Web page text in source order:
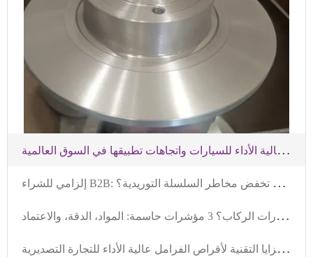
ت
حليل الأداء البيئي لأنظمة الكبح عالية الأداء للسيارات واتجاهات تطبيقها في السوق العالمية
إ
لزامي للشراء B2B: كيف يمكن فترة الضمان والضمان بالكيلومترات للقرصات الفرامل أن تخفض مخاطر السلسلة التوريدية؟
ك
يف تختار قرص الفرامل عالي الجودة بسعر معقول لسيارات الركاب؟ 3 مؤشرات حاسمة: المواد، الدقة، والاعتماد
ت
حليل متعمق للمزايا التقنية لأقراص الفرامل عالية الأداء للتجارة التصديرية